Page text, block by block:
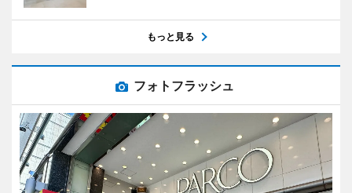
もっと見る
フォトフラッシュ